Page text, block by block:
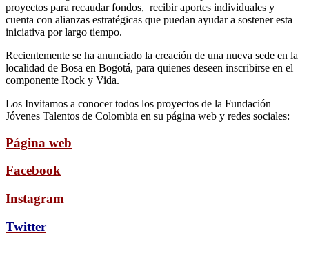
proyectos para recaudar fondos, recibir aportes individuales y
cuenta con alianzas estratégicas que puedan ayudar a sostener esta
iniciativa por largo tiempo.
Recientemente se ha anunciado la creación de una nueva sede en la
localidad de Bosa en Bogotá, para quienes deseen inscribirse en el
componente Rock y Vida.
Los Invitamos a conocer todos los proyectos de la Fundación
Jóvenes Talentos de Colombia en su página web y redes sociales:
Página web
Facebook
Instagram
Twitter